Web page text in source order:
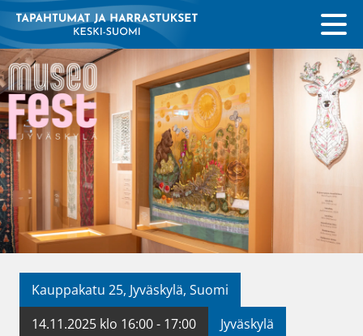
Kauppakatu 25, Jyväskylä, Suomi
14.11.2025 klo 16:00 - 17:00
Jyväskylä